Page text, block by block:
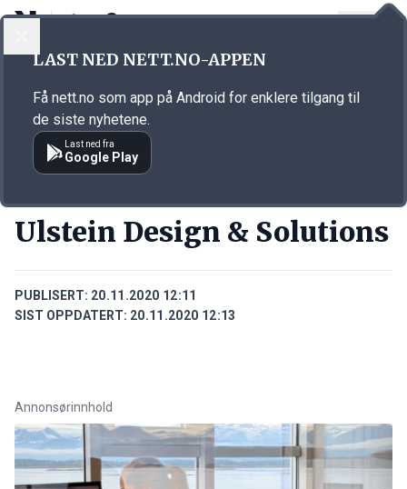
Annonsørinnhold
Ulstein Design & Solutions
PUBLISERT: 20.11.2020 12:11
SIST OPPDATERT: 20.11.2020 12:13
Annonsørinnhold
LAST NED NETT.NO-APPEN
Få nett.no som app på Android for enklere tilgang til
de siste nyhetene.
Last ned fra
Google Play